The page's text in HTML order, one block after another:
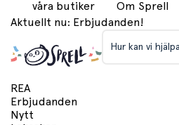
våra butiker Om Sprell
Aktuellt nu: Erbjudanden!
Hur kan vi
REA
Erbjudanden
Nytt